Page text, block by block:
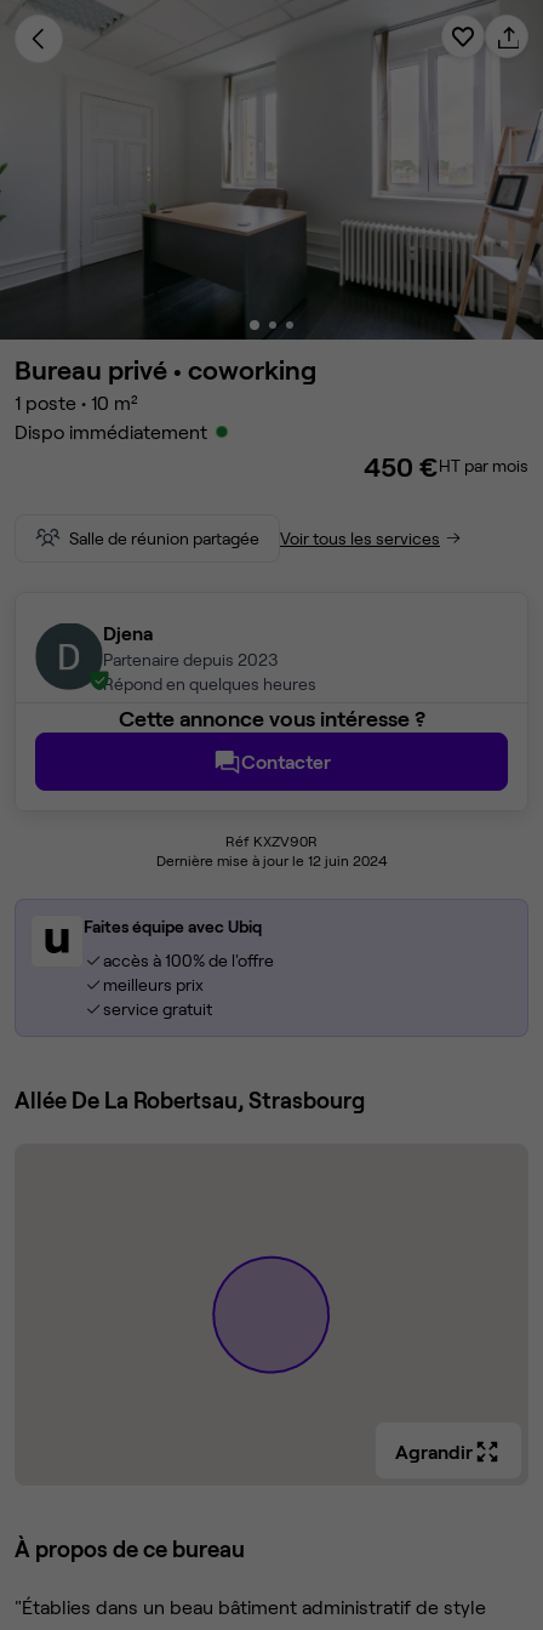
Bureau privé • coworking
1 poste • 10 m²
Dispo immédiatement
450 €HT par mois
Salle de réunion partagée Voir tous les services
Djena
Partenaire depuis 2023
Répond en quelques heures
Cette annonce vous intéresse ?
Contacter
Réf KXZV90R
Dernière mise à jour le 12 juin 2024
Faites équipe avec Ubiq
accès à 100% de l'offre
meilleurs prix
service gratuit
Allée De La Robertsau, Strasbourg
Agrandir
À propos de ce bureau
"Établies dans un beau bâtiment administratif de style